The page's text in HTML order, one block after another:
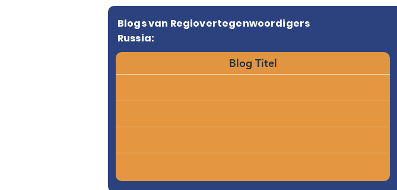
Blogs van Regiovertegenwoordigers
Russia:
Blog Titel